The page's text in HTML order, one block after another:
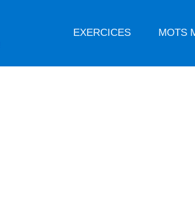
EXERCICES MOTS